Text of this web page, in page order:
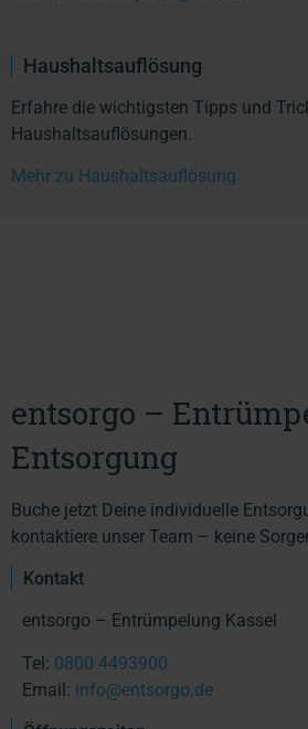
Haushaltsauflösung
Erfahre die wichtigsten Tipps und
Haushaltsauflösungen.
Mehr zu Haushaltsauflösung
entsorgo –
Entsorgung
Buche jetzt Deine individuelle
kontaktiere unser Team – keine
Kontakt
entsorgo – Entrümpelung Kassel
Tel: 0800 4493900
Email: info@entsorgo.de